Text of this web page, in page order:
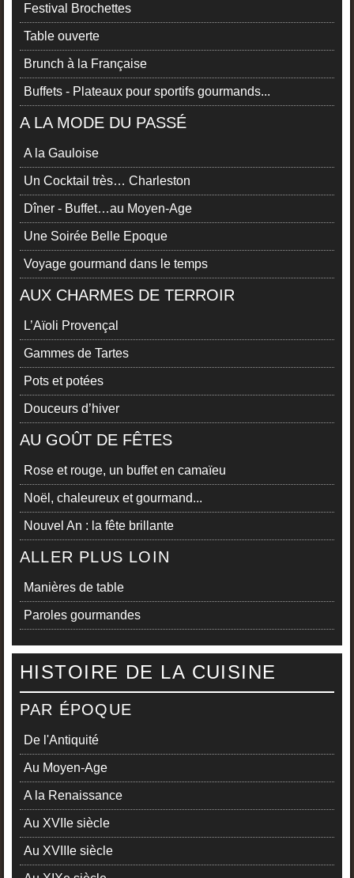
Festival Brochettes
Table ouverte
Brunch à la Française
Buffets - Plateaux pour sportifs gourmands...
A LA MODE DU PASSÉ
A la Gauloise
Un Cocktail très… Charleston
Dîner - Buffet…au Moyen-Age
Une Soirée Belle Epoque
Voyage gourmand dans le temps
AUX CHARMES DE TERROIR
L’Aïoli Provençal
Gammes de Tartes
Pots et potées
Douceurs d’hiver
AU GOÛT DE FÊTES
Rose et rouge, un buffet en camaïeu
Noël, chaleureux et gourmand...
Nouvel An : la fête brillante
ALLER PLUS LOIN
Manières de table
Paroles gourmandes
HISTOIRE DE LA CUISINE
PAR ÉPOQUE
De l'Antiquité
Au Moyen-Age
A la Renaissance
Au XVIIe siècle
Au XVIIIe siècle